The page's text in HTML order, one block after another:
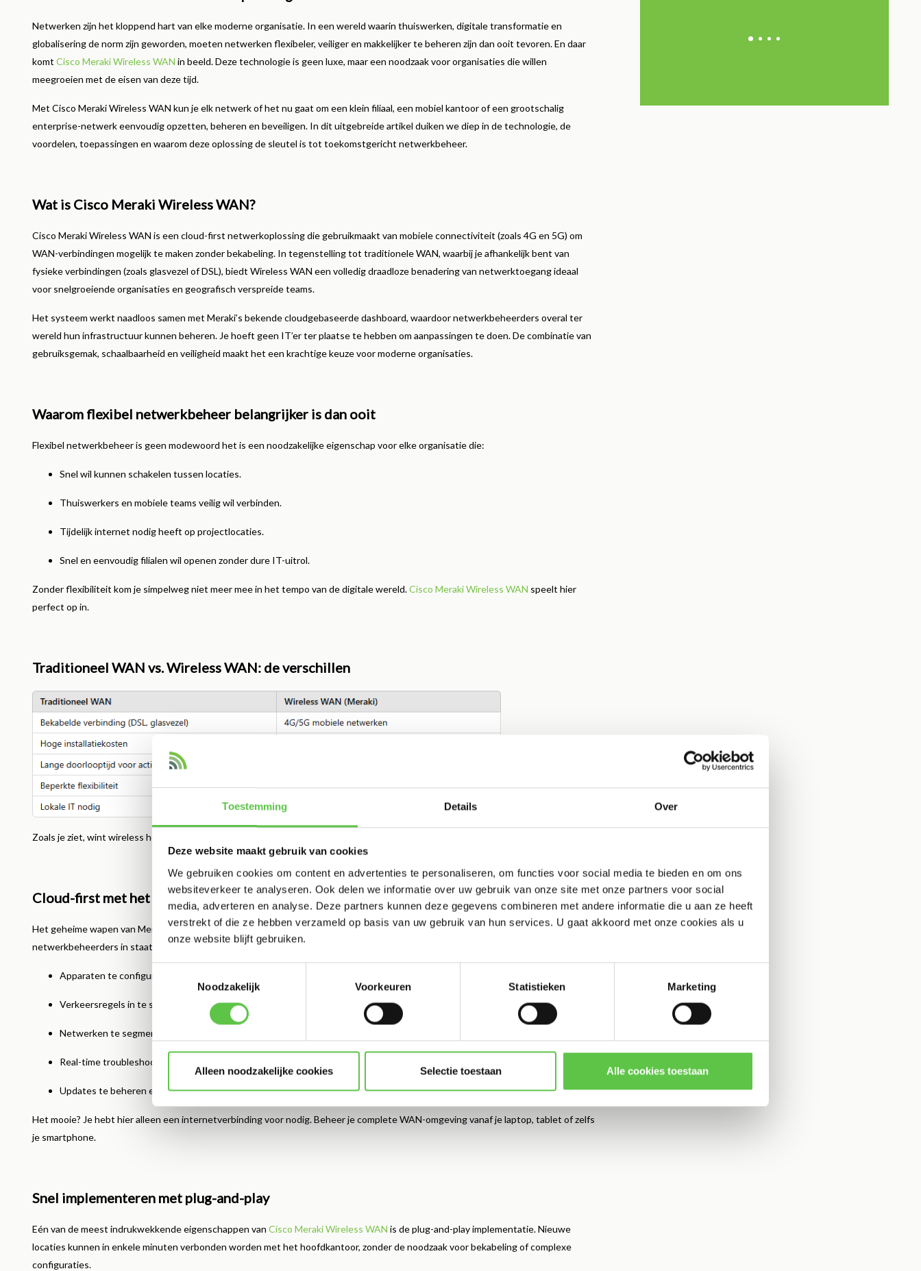
Toestemming Details Over
Deze website maakt gebruik van cookies
We gebruiken cookies om content en advertenties te personaliseren, om functies voor social media te bieden en om ons
websiteverkeer te analyseren. Ook delen we informatie over uw gebruik van onze site met onze partners voor social
media, adverteren en analyse. Deze partners kunnen deze gegevens combineren met andere informatie die u aan ze heeft
verstrekt of die ze hebben verzameld op basis van uw gebruik van hun services. U gaat akkoord met onze cookies als u
onze website blijft gebruiken.
Noodzakelijk
Voorkeuren Statistieken Marketing
Alleen noodzakelijke cookies Selectie toestaan Alle cookies toestaan
Netwerken zijn het kloppend hart van elke moderne organisatie. In een wereld waarin thuiswerken, digitale transformatie en
globalisering de norm zijn geworden, moeten netwerken flexibeler, veiliger en makkelijker te beheren zijn dan ooit tevoren. En daar
komt Cisco Meraki Wireless WAN in beeld. Deze technologie is geen luxe, maar een noodzaak voor organisaties die willen
meegroeien met de eisen van deze tijd.
Met Cisco Meraki Wireless WAN kun je elk netwerk of het nu gaat om een klein filiaal, een mobiel kantoor of een grootschalig
enterprise-netwerk eenvoudig opzetten, beheren en beveiligen. In dit uitgebreide artikel duiken we diep in de technologie, de
voordelen, toepassingen en waarom deze oplossing de sleutel is tot toekomstgericht netwerkbeheer.
Wat is Cisco Meraki Wireless WAN?
Cisco Meraki Wireless WAN is een cloud-first netwerkoplossing die gebruikmaakt van mobiele connectiviteit (zoals 4G en 5G) om
WAN-verbindingen mogelijk te maken zonder bekabeling. In tegenstelling tot traditionele WAN, waarbij je afhankelijk bent van
fysieke verbindingen (zoals glasvezel of DSL), biedt Wireless WAN een volledig draadloze benadering van netwerktoegang ideaal
voor snelgroeiende organisaties en geografisch verspreide teams.
Het systeem werkt naadloos samen met Meraki’s bekende cloudgebaseerde dashboard, waardoor netwerkbeheerders overal ter
wereld hun infrastructuur kunnen beheren. Je hoeft geen IT’er ter plaatse te hebben om aanpassingen te doen. De combinatie van
gebruiksgemak, schaalbaarheid en veiligheid maakt het een krachtige keuze voor moderne organisaties.
Waarom flexibel netwerkbeheer belangrijker is dan ooit
Flexibel netwerkbeheer is geen modewoord het is een noodzakelijke eigenschap voor elke organisatie die:
Snel wil kunnen schakelen tussen locaties.
Thuiswerkers en mobiele teams veilig wil verbinden.
Tijdelijk internet nodig heeft op projectlocaties.
Snel en eenvoudig filialen wil openen zonder dure IT-uitrol.
Zonder flexibiliteit kom je simpelweg niet meer mee in het tempo van de digitale wereld.Cisco Meraki Wireless WAN speelt hier
perfect op in.
Traditioneel WAN vs. Wireless WAN: de verschillen
Zoals je ziet, wint wireless het op bijna elk vlak als het gaat om snelheid, schaalbaarheid en kostenefficiëntie.
Cloud-first met het Meraki Dashboard
Het geheime wapen van Meraki is zonder twijfel het Meraki Dashboard. Dit intuïtieve, overzichtelijke platform stelt
netwerkbeheerders in staat om:
Apparaten te configureren en monitoren.
Verkeersregels in te stellen.
Netwerken te segmenteren.
Real-time troubleshooting te doen.
Updates te beheren en firmware te controleren.
Het mooie? Je hebt hier alleen een internetverbinding voor nodig. Beheer je complete WAN-omgeving vanaf je laptop, tablet of zelfs
je smartphone.
Snel implementeren met plug-and-play
Eén van de meest indrukwekkende eigenschappen van Cisco Meraki Wireless WAN is de plug-and-play implementatie. Nieuwe
locaties kunnen in enkele minuten verbonden worden met het hoofdkantoor, zonder de noodzaak voor bekabeling of complexe
configuraties.